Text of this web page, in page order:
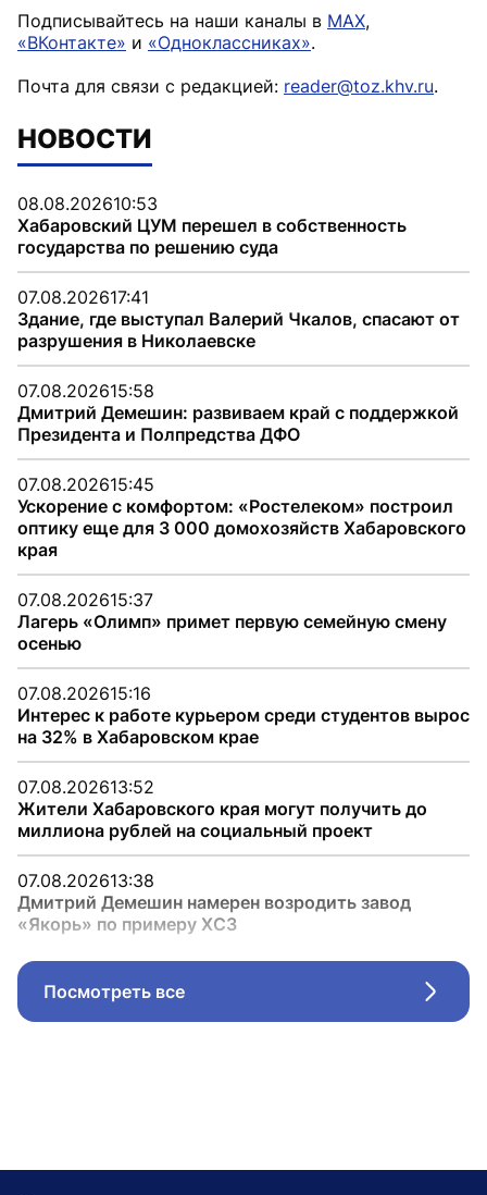
Подписывайтесь на наши каналы в MAX,
«ВКонтакте» и «Одноклассниках».
Почта для связи с редакцией: reader@toz.khv.ru.
НОВОСТИ
08.08.202610:53
Хабаровский ЦУМ перешел в собственность
государства по решению суда
07.08.202617:41
Здание, где выступал Валерий Чкалов, спасают от
разрушения в Николаевске
07.08.202615:58
Дмитрий Демешин: развиваем край с поддержкой
Президента и Полпредства ДФО
07.08.202615:45
Ускорение с комфортом: «Ростелеком» построил
оптику еще для 3 000 домохозяйств Хабаровского
края
07.08.202615:37
Лагерь «Олимп» примет первую семейную смену
осенью
07.08.202615:16
Интерес к работе курьером среди студентов вырос
на 32% в Хабаровском крае
07.08.202613:52
Жители Хабаровского края могут получить до
миллиона рублей на социальный проект
07.08.202613:38
Дмитрий Демешин намерен возродить завод
«Якорь» по примеру ХСЗ
Посмотреть все